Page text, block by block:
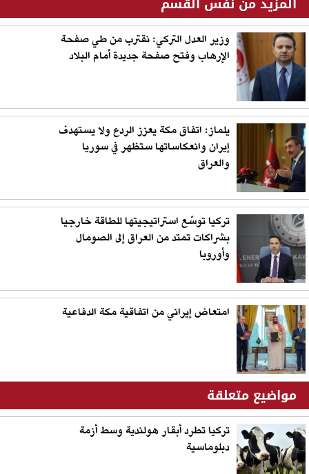
وزير العدل التركي: نقترب من طي صفحة
الإرهاب وفتح صفحة جديدة أمام البلاد
يلماز: اتفاق مكة يعزز الردع ولا يستهدف
إيران وانعكاساتها ستظهر في سوريا
والعراق
تركيا توسّع استراتيجيتها للطاقة خارجيا
بشراكات تمتد من العراق إلى الصومال
وأوروبا
امتعاض إيراني من اتفاقية مكة الدفاعية
مواضيع متعلقة
تركيا تطرد أبقار هولندية وسط أزمة
دبلوماسية